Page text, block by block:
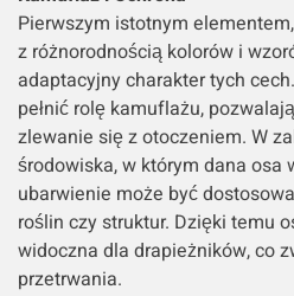
Pierwszym istotnym
z różnorodnością kolorów i
adaptacyjny charakter tych
pełnić rolę kamuflażu,
zlewanie się z otoczeniem. W
środowiska, w którym dana osa
ubarwienie może być
roślin czy struktur. Dzięki temu
widoczna dla drapieżników, co
przetrwania.